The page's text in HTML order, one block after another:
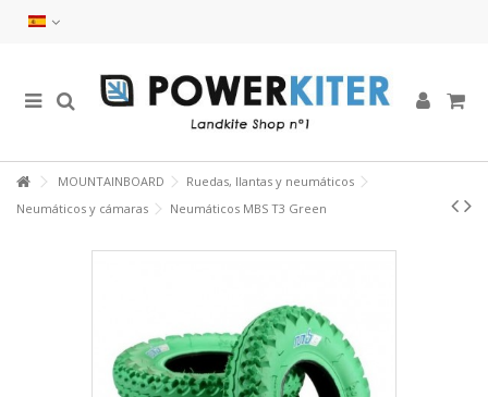
MOUNTAINBOARD
Ruedas, llantas y neumáticos
Neumáticos y cámaras
Neumáticos MBS T3 Green